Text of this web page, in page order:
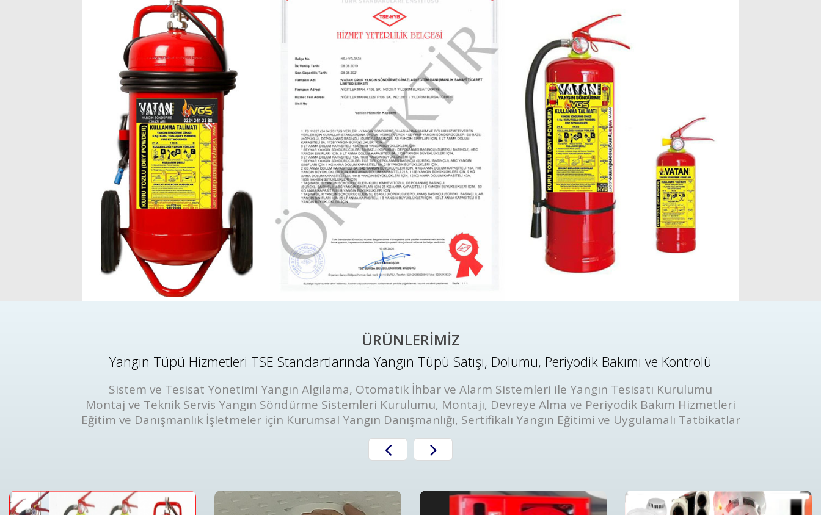
ÜRÜNLERİMİZ
Yangın Tüpü Hizmetleri TSE Standartlarında Yangın Tüpü Satışı, Dolumu, Periyodik Bakımı ve Kontrolü
Sistem ve Tesisat Yönetimi Yangın Algılama, Otomatik İhbar ve Alarm Sistemleri ile Yangın Tesisatı Kurulumu
Montaj ve Teknik Servis Yangın Söndürme Sistemleri Kurulumu, Montajı, Devreye Alma ve Periyodik Bakım Hizmetleri
Eğitim ve Danışmanlık İşletmeler için Kurumsal Yangın Danışmanlığı, Sertifikalı Yangın Eğitimi ve Uygulamalı Tatbikatlar